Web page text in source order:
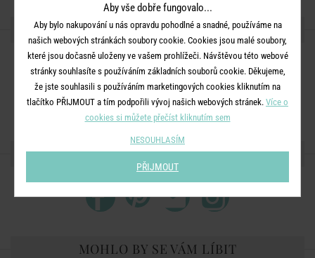
DETAILY PRODUKTU
Rozměry:Průměr 11 cm
Materiál:100% polyester, PVC
Barva:modrá
SDÍLEJTE S PŘÁTELI
MOHLO BY SE VÁM LÍBIT
Aby vše dobře fungovalo...
Aby bylo nakupování u nás opravdu pohodlné a snadné, používáme na
našich webových stránkách soubory cookie. Cookies jsou malé soubory,
které jsou dočasně uloženy ve vašem prohlížeči. Návštěvou této webové
stránky souhlasíte s používáním základních souborů cookie. Děkujeme,
že jste souhlasili s používáním marketingových cookies kliknutím na
tlačítko PŘIJMOUT a tím podpořili vývoj našich webových stránek. Více o
cookies si můžete přečíst kliknutím sem
NESOUHLASÍM
PŘIJMOUT